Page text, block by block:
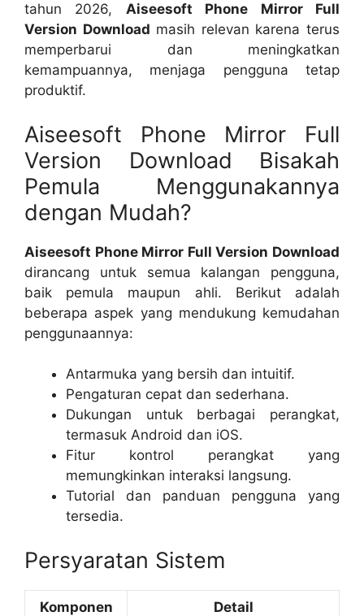
tahun 2026, Aiseesoft Phone Mirror Full
Version Download masih relevan karena terus
memperbarui dan meningkatkan
kemampuannya, menjaga pengguna tetap
produktif.
Aiseesoft Phone Mirror Full
Version Download Bisakah
Pemula Menggunakannya
dengan Mudah?
Aiseesoft Phone Mirror Full Version Download
dirancang untuk semua kalangan pengguna,
baik pemula maupun ahli. Berikut adalah
beberapa aspek yang mendukung kemudahan
penggunaannya:
Antarmuka yang bersih dan intuitif.
Pengaturan cepat dan sederhana.
Dukungan untuk berbagai perangkat,
termasuk Android dan iOS.
Fitur kontrol perangkat yang
memungkinkan interaksi langsung.
Tutorial dan panduan pengguna yang
tersedia.
Persyaratan Sistem
Komponen Detail